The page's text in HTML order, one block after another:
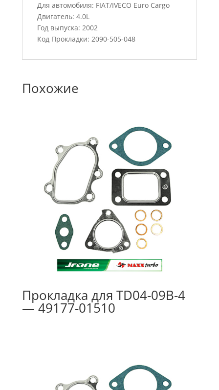
Для автомобиля: FIAT/IVECO Euro Cargo
Двигатель: 4.0L
Год выпуска: 2002
Код Прокладки: 2090-505-048
Похожие
Прокладка для TD04-09B-4
— 49177-01510